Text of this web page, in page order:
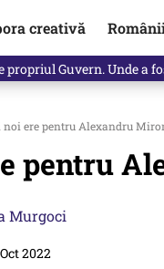
creativă
pilotului militar dincolo
ere pentru Alexandru
pentru
Murgoci
2022